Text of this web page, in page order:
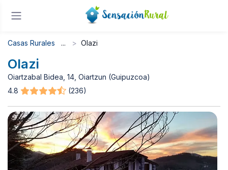
Casas Rurales Olazi
Olazi
Oiartzabal Bidea, 14, Oiartzun (Guipuzcoa)
4.8
(236)